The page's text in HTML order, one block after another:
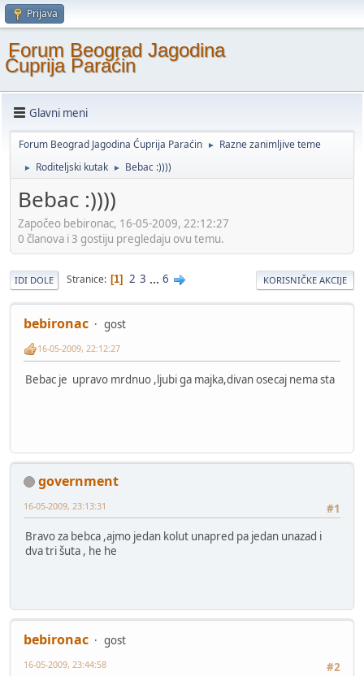
Prijava
Forum Beograd Jagodina
Ćuprija Paraćin
Glavni meni
Forum Beograd Jagodina Ćuprija Paraćin ► Razne zanimljive teme
► Roditeljski kutak ► Bebac :))))
Bebac :))))
Započeo bebironac, 16-05-2009, 22:12:27
0 članova i 3 gostiju pregledaju ovu temu.
IDI DOLE Stranice 1 2 3 ... 6 KORISNIČKE AKCIJE
bebironac gost
16-05-2009, 22:12:27
Bebac je upravo mrdnuo ,ljubi ga majka,divan osecaj nema sta
government
#1
16-05-2009, 23:13:31
Bravo za bebca ,ajmo jedan kolut unapred pa jedan unazad i
dva tri šuta , he he
bebironac
gost
#2
16-05-2009, 23:44:58